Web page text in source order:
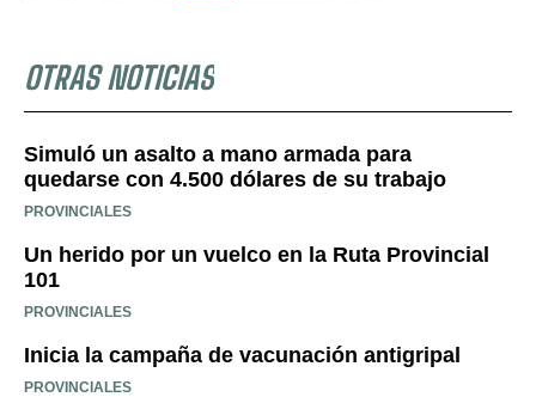
OTRAS NOTICIAS
Simuló un asalto a mano armada para
quedarse con 4.500 dólares de su trabajo
PROVINCIALES
Un herido por un vuelco en la Ruta Provincial
101
PROVINCIALES
Inicia la campaña de vacunación antigripal
PROVINCIALES